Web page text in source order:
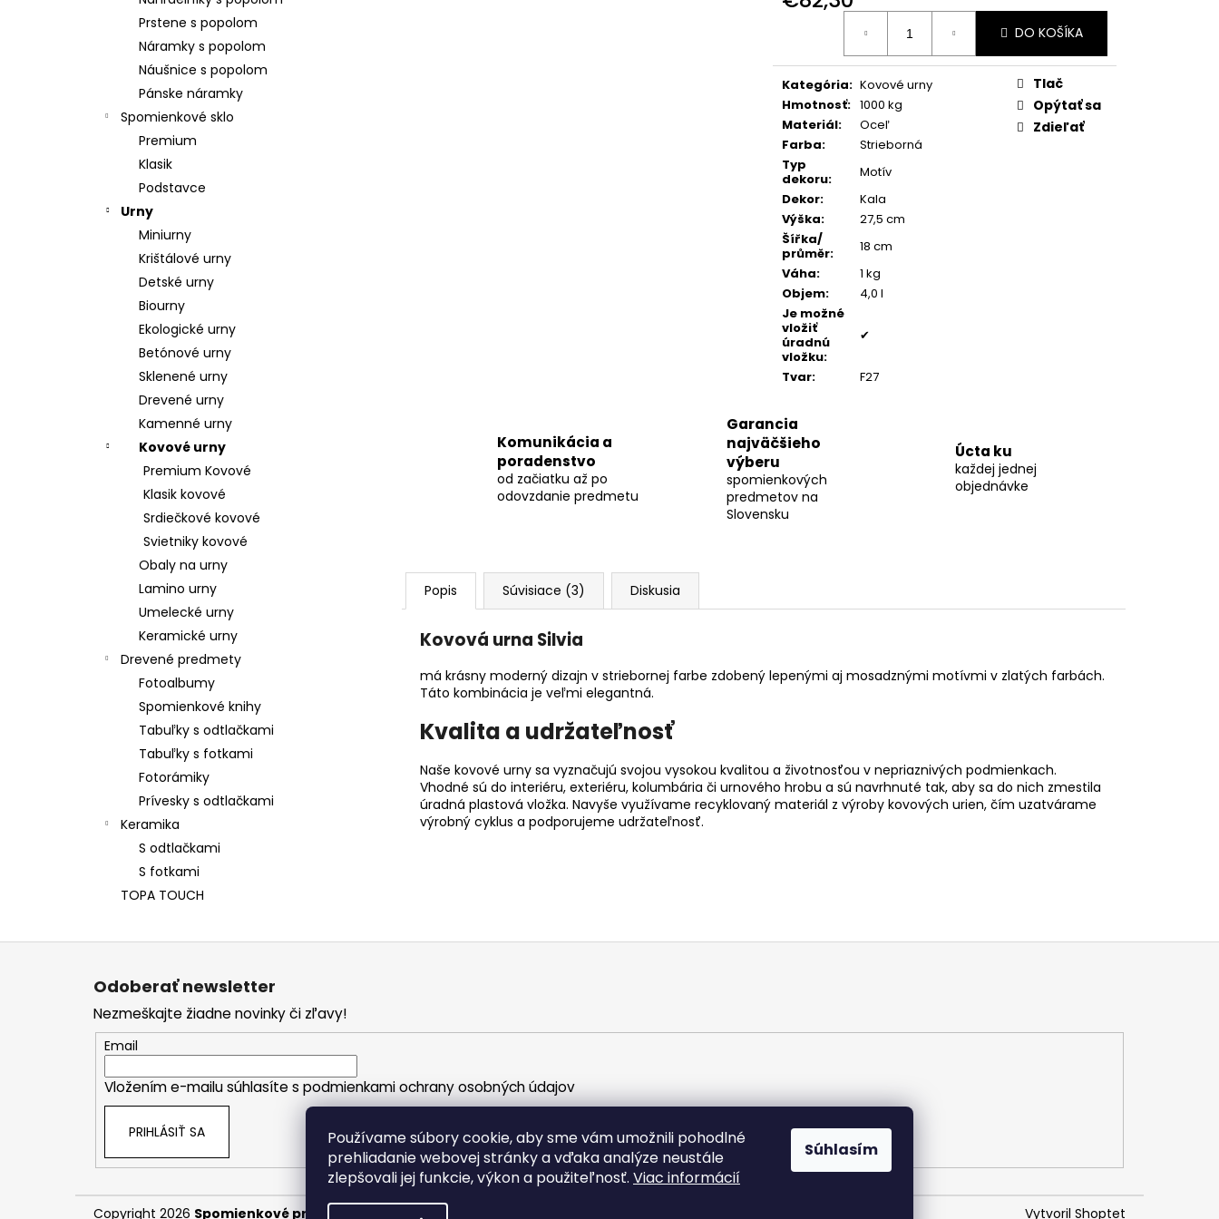
Používame súbory cookie, aby sme vám umožnili pohodlné
prehliadanie webovej stránky a vďaka analýze neustále
zlepšovali jej funkcie, výkon a použiteľnosť. Viac informácií
Súhlasím
Prstene s popolom
Náramky s popolom
Náušnice s popolom
Pánske náramky
Spomienkové sklo
Premium
Klasik
Podstavce
Urny
Miniurny
Krištálové urny
Detské urny
Biourny
Ekologické urny
Betónové urny
Sklenené urny
Drevené urny
Kamenné urny
Kovové urny
Premium Kovové
Klasik kovové
Srdiečkové kovové
Svietniky kovové
Obaly na urny
Lamino urny
Umelecké urny
Keramické urny
Drevené predmety
Fotoalbumy
Spomienkové knihy
Tabuľky s odtlačkami
Tabuľky s fotkami
Fotorámiky
Prívesky s odtlačkami
Keramika
S odtlačkami
S fotkami
TOPA TOUCH
Jednotková
DO KOŠÍKA
Kategória: Kovové urny
Hmotnosť: 1000 kg
Materiál:
Oceľ
Farba:
Strieborná
Typ
dekoru:
Motív
Dekor:
Kala
Výška:
27,5 cm
Šířka/
průměr:
18 cm
Váha:
1 kg
Objem:
4,0 l
Je možné
vložiť
úradnú
vložku:
✔
Tvar: F27
Tlač
Opýtať sa
Zdieľať
Komunikácia a
poradenstvo
od začiatku až po
odovzdanie predmetu
Garancia
najväčšieho
výberu
spomienkových
predmetov na
Slovensku
Úcta ku
každej jednej
objednávke
Popis Súvisiace (3) Diskusia
Kovová urna Silvia
má krásny moderný dizajn v striebornej farbe zdobený lepenými aj mosadznými motívmi v zlatých farbách.
Táto kombinácia je veľmi elegantná.
Kvalita a udržateľnosť
Naše kovové urny sa vyznačujú svojou vysokou kvalitou a životnosťou v nepriaznivých podmienkach.
Vhodné sú do interiéru, exteriéru, kolumbária či urnového hrobu a sú navrhnuté tak, aby sa do nich zmestila
úradná plastová vložka. Navyše využívame recyklovaný materiál z výroby kovových urien, čím uzatvárame
výrobný cyklus a podporujeme udržateľnosť.
POZLÁTENÝ PRSTEŇ PERLEŤ
POZLÁTENÝ PRSTEŇ MODRÝ ACHÁT
Z
Odoberať newsletter
Nezmeškajte žiadne novinky či zľavy!
Email
Vložením e-mailu súhlasíte spodmienkami ochrany osobných údajov
PRIHLÁSIŤ SA
Vytvoril Shoptet
Copyright 2026 Spomienkové predmety . Všetky práva vyhradené.